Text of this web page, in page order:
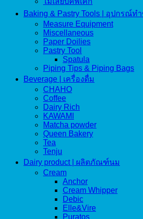
Baking & Pastry Tools | อุปกรณ์ท
Measure Equipment
Miscellaneous
Paper Doilies
Pastry Tool
Spatula
Piping Tips & Piping Bags
Beverage | เครื่องดื่ม
CHAHO
Coffee
Dairy Rich
KAWAMI
Matcha powder
Queen Bakery
Tea
Tenju
Dairy product | ผลิตภัณฑ์นม
Cream
Anchor
Cream Whipper
Debic
Elle&Vire
Puratos